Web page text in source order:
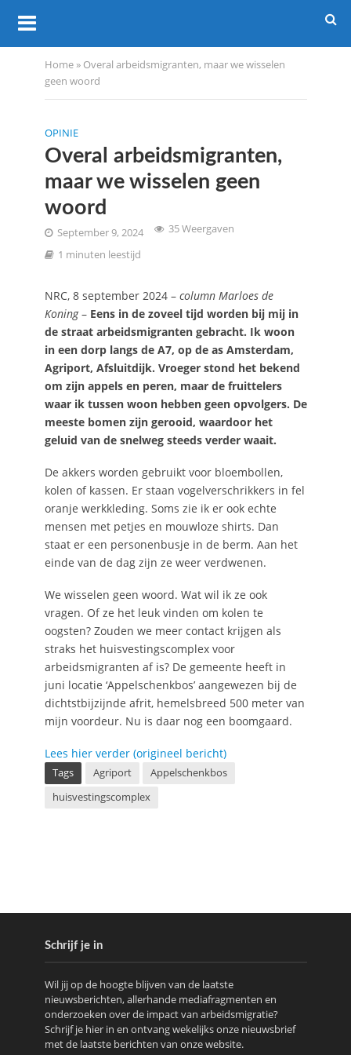
Home» Overal arbeidsmigranten, maar we wisselen
geen woord
OPINIE
Overal arbeidsmigranten,
maar we wisselen geen
woord
September 9, 2024
35 Weergaven
1 minuten leestijd
NRC, 8 september 2024 – column Marloes de
Koning– Eens in de zoveel tijd worden bij mij in
de straat arbeidsmigranten gebracht. Ik woon
in een dorp langs de A7, op de as Amsterdam,
Agriport, Afsluitdijk. Vroeger stond het bekend
om zijn appels en peren, maar de fruittelers
waar ik tussen woon hebben geen opvolgers. De
meeste bomen zijn gerooid, waardoor het
geluid van de snelweg steeds verder waait.
De akkers worden gebruikt voor bloembollen,
kolen of kassen. Er staan vogelverschrikkers in fel
oranje werkkleding. Soms zie ik er ook echte
mensen met petjes en mouwloze shirts. Dan
staat er een personenbusje in de berm. Aan het
einde van de dag zijn ze weer verdwenen.
We wisselen geen woord. Wat wil ik ze ook
vragen. Of ze het leuk vinden om kolen te
oogsten? Zouden we meer contact krijgen als
straks het huisvestingscomplex voor
arbeidsmigranten af is? De gemeente heeft in
juni locatie ‘Appelschenkbos’ aangewezen bij de
dichtstbijzijnde afrit, hemelsbreed 500 meter van
mijn voordeur. Nu is daar nog een boomgaard.
Lees hier verder (origineel bericht)
Tags Agriport
Appelschenkbos
huisvestingscomplex
Schrijf je in
Wil jij op de hoogte blijven van de laatste
nieuwsberichten, allerhande mediafragmenten en
onderzoeken over de impact van arbeidsmigratie?
Schrijf je hier in en ontvang wekelijks onze nieuwsbrief
met de laatste berichten van onze website.